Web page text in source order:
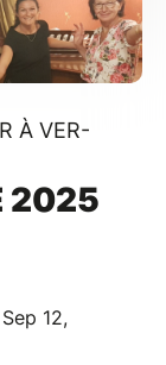
À VER-
2025
12,